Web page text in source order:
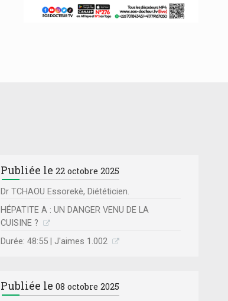
Publiée le 22 octobre 2025
Dr TCHAOU Essorekè, Diététicien.
HÉPATITE A : UN DANGER VENU DE LA
CUISINE ?
Durée: 48:55 | J'aimes 1.002
Publiée le 08 octobre 2025